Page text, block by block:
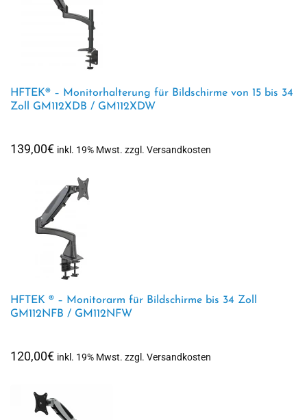
HFTEK® – Monitorhalterung für Bildschirme von 15 bis 34
Zoll GM112XDB / GM112XDW
139,00€ inkl. 19% Mwst. zzgl. Versandkosten
HFTEK ® – Monitorarm für Bildschirme bis 34 Zoll
GM112NFB / GM112NFW
120,00€ inkl. 19% Mwst. zzgl. Versandkosten